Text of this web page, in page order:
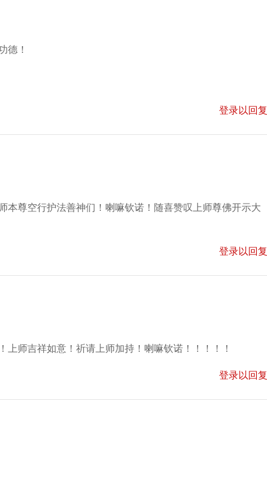
德！
登录以回复
尊空行护法善神们！喇嘛钦诺！随喜赞叹上师尊佛开示大
登录以回复
师吉祥如意！祈请上师加持！喇嘛钦诺！！！！！
登录以回复